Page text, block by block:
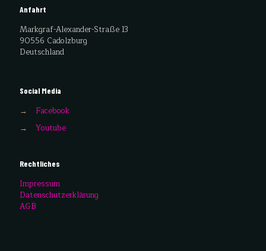
Anfahrt
Markgraf-Alexander-Straße 13
90556 Cadolzburg
Deutschland
Social Media
→
Facebook
→
Youtube
Rechtliches
Impressum
Datenschutzerklärung
AGB